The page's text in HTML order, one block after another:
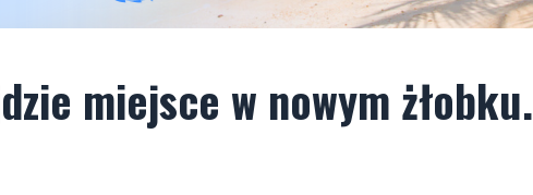
miejsce w nowym żłobku.